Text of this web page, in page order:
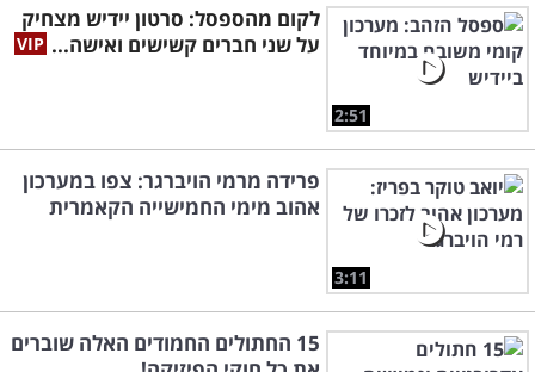
2:51
לקום מהספסל: סרטון יידיש מצחיק
על שני חברים קשישים ואישה...
3:11
פרידה מרמי הויברגר: צפו במערכון
אהוב מימי החמישייה הקאמרית
15 החתולים החמודים האלה שוברים